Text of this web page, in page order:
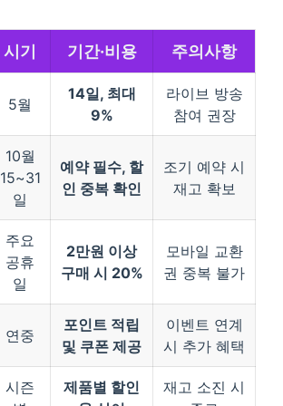
시기 기간·비용 주의사항
5월
14일, 최대
9%
라이브 방송
참여 권장
10월
15~31
일
예약 필수, 할
인 중복 확인
조기 예약 시
재고 확보
주요
공휴
일
2만원 이상
구매 시 20%
모바일 교환
권 중복 불가
연중
포인트 적립
및 쿠폰 제공
이벤트 연계
시 추가 혜택
시즌
제품별 할인
재고 소진 시